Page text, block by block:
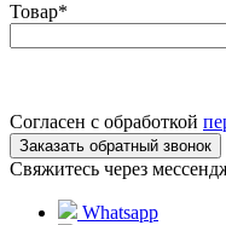
Товар*
Согласен с обработкой
Свяжитесь через
Whatsapp